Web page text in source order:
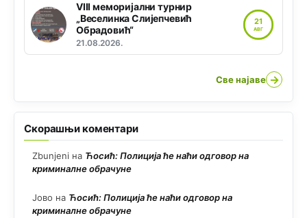
VIII меморијални турнир
„Веселинка Слијепчевић
Обрадовић“
21.08.2026.
21
АВГ
Све најаве →
Скорашњи коментари
Zbunjeni на Ћосић: Полиција ће наћи одговор на
криминалне обрачуне
Јово на Ћосић: Полиција ће наћи одговор на
криминалне обрачуне